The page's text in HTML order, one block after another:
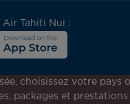
Air Tahiti Nui :
!
choisissez votre pays
packages et prestations